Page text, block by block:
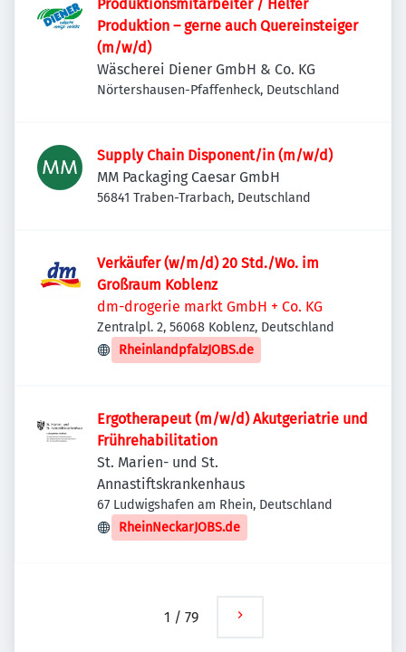
Produktionsmitarbeiter / Helfer
Produktion – gerne auch Quereinsteiger
(m/w/d)
Wäscherei Diener GmbH & Co. KG
Nörtershausen-Pfaffenheck, Deutschland
Supply Chain Disponent/in (m/w/d)
MM Packaging Caesar GmbH
56841 Traben-Trarbach, Deutschland
Verkäufer (w/m/d) 20 Std./Wo. im
Großraum Koblenz
dm-drogerie markt GmbH + Co. KG
Zentralpl. 2, 56068 Koblenz, Deutschland
RheinlandpfalzJOBS.de
Ergotherapeut (m/w/d) Akutgeriatrie und
Frührehabilitation
St. Marien- und St.
Annastiftskrankenhaus
67 Ludwigshafen am Rhein, Deutschland
RheinNeckarJOBS.de
1 / 79